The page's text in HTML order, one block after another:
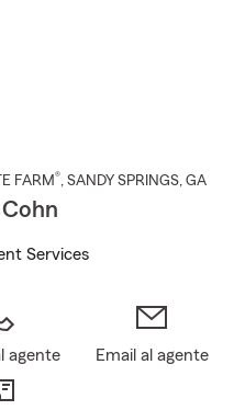
FARM®, SANDY SPRINGS, GA
Services
agente Email al agente